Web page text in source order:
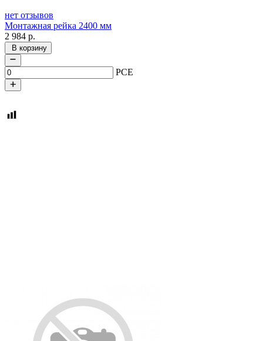
нет отзывов
Монтажная рейка 2400 мм
2 984 р.
В корзину
PCE